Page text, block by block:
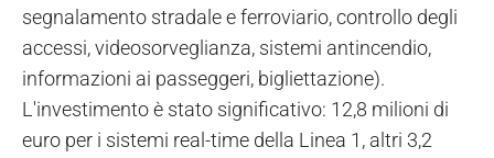
segnalamento stradale e ferroviario, controllo degli
accessi, videosorveglianza, sistemi antincendio,
informazioni ai passeggeri, bigliettazione).
L'investimento è stato significativo: 12,8 milioni di
euro per i sistemi real-time della Linea 1, altri 3,2